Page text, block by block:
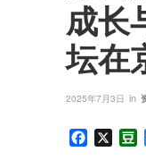
成长
坛在
2025年7月3日 in
X